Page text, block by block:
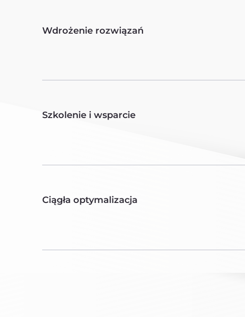
Wdrożenie rozwiązań
Szkolenie i wsparcie
Ciągła optymalizacja